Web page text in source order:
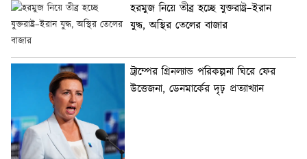
হরমুজ নিয়ে তীব্র হচ্ছে যুক্তরাষ্ট্র–ইরান
যুদ্ধ, অস্থির তেলের বাজার
ট্রাম্পের গ্রিনল্যান্ড পরিকল্পনা ঘিরে ফের
উত্তেজনা, ডেনমার্কের দৃঢ় প্রত্যাখ্যান